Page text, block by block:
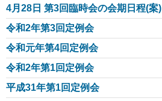
4月28日 第3回臨時会の会期日程(案)
令和2年第3回定例会
令和元年第4回定例会
令和2年第1回定例会
平成31年第1回定例会